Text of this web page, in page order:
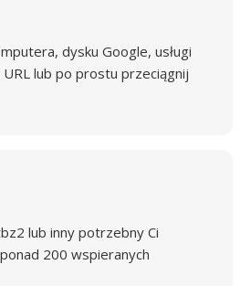
dysku Google, usługi
lub po prostu przeciągnij
lub inny potrzebny Ci
200 wspieranych